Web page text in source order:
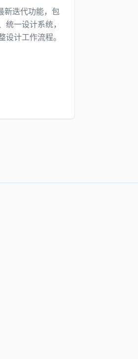
新迭代功能，包
一设计系统，
设计工作流程。